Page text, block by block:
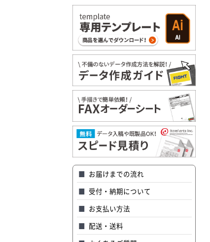
お届けまでの流れ
受付・納期について
お支払い方法
配送・送料